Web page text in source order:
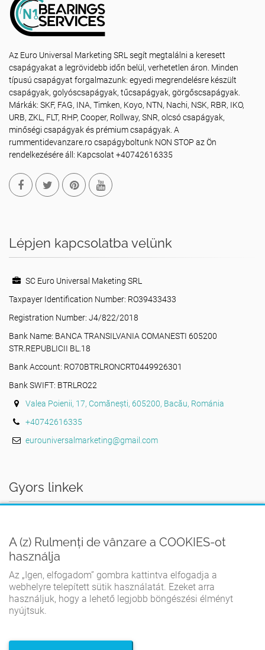
Az Euro Universal Marketing SRL segít megtalálni a keresett
csapágyakat a legrövidebb időn belül, verhetetlen áron. Minden
típusú csapágyat forgalmazunk: egyedi megrendelésre készült
csapágyak, golyóscsapágyak, tűcsapágyak, görgőscsapágyak.
Márkák: SKF, FAG, INA, Timken, Koyo, NTN, Nachi, NSK, RBR, IKO,
URB, ZKL, FLT, RHP, Cooper, Rollway, SNR, olcsó csapágyak,
minőségi csapágyak és prémium csapágyak. A
rummentidevanzare.ro csapágyboltunk NON STOP az Ön
rendelkezésére áll: Kapcsolat +40742616335
Lépjen kapcsolatba velünk
SC Euro Universal Maketing SRL
Taxpayer Identification Number: RO39433433
Registration Number: J4/822/2018
Bank Name: BANCA TRANSILVANIA COMANESTI 605200
STR.REPUBLICII BL.18
Bank Account: RO70BTRLRONCRT0449926301
Bank SWIFT: BTRLRO22
Valea Poienii, 17, Comănești, 605200, Bacău, Románia
+40742616335
eurouniversalmarketing@gmail.com
Gyors linkek
FELHASZNÁLÁSI FELTÉTELEK
ADATVÉDELMI IRÁNYELVEK
COOKIE-IRÁNYELVEK
KAPCSOLATBA LÉPNI
A (z) Rulmenți de vânzare a COOKIES-ot
használja
Az „Igen, elfogadom” gombra kattintva elfogadja a
webhelyre telepített sütik használatát. Ezeket arra
használjuk, hogy a lehető legjobb böngészési élményt
nyújtsuk.